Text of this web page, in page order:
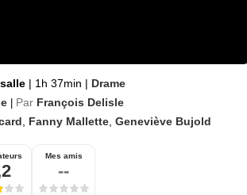
| 1h 37min | Drame
| Par François Delisle
Fanny Mallette Geneviève Bujold
Mes amis
--